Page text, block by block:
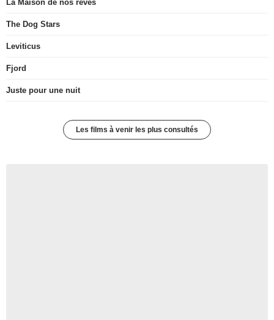
La Maison de nos rêves
The Dog Stars
Leviticus
Fjord
Juste pour une nuit
Les films à venir les plus consultés